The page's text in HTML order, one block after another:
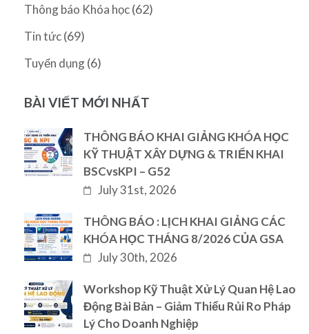
Thông báo Khóa học(62)
Tin tức(69)
Tuyển dụng(6)
BÀI VIẾT MỚI NHẤT
THÔNG BÁO KHAI GIẢNG KHÓA HỌC
KỸ THUẬT XÂY DỰNG & TRIỂN KHAI
BSCvsKPI – G52
July 31st, 2026
THÔNG BÁO : LỊCH KHAI GIẢNG CÁC
KHÓA HỌC THÁNG 8/2026 CỦA GSA
July 30th, 2026
Workshop Kỹ Thuật Xử Lý Quan Hệ Lao
Động Bài Bản – Giảm Thiểu Rủi Ro Pháp
Lý Cho Doanh Nghiệp